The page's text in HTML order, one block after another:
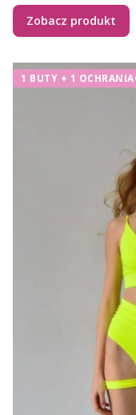
Zobacz produkt
1 BUTY + 1